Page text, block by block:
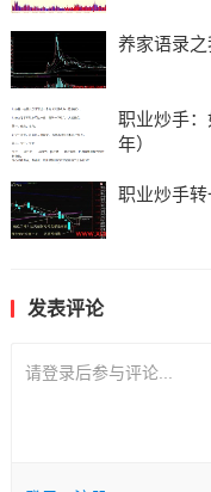
养家语录
职业炒手
年）
职业炒手
发表评论
请登录后参与评论...